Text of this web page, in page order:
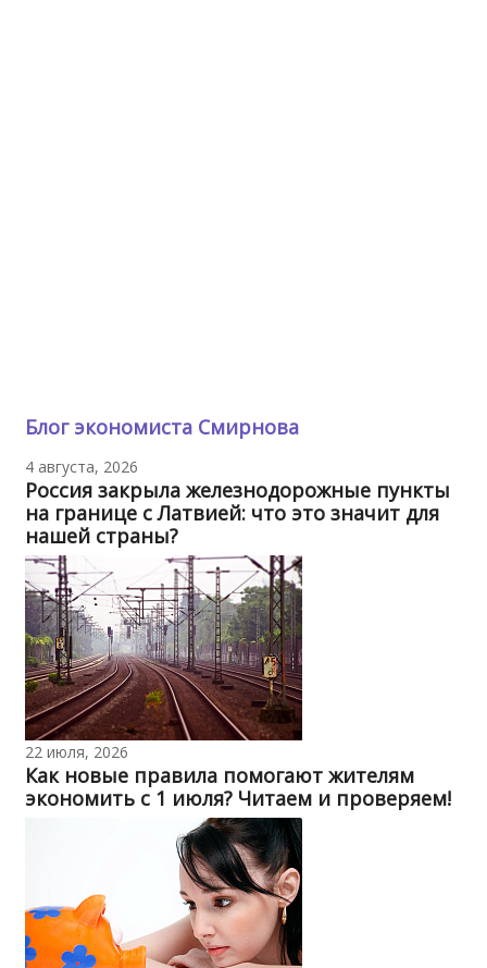
Блог экономиста Смирнова
4 августа, 2026
Россия закрыла железнодорожные пункты
на границе с Латвией: что это значит для
нашей страны?
22 июля, 2026
Как новые правила помогают жителям
экономить с 1 июля? Читаем и проверяем!